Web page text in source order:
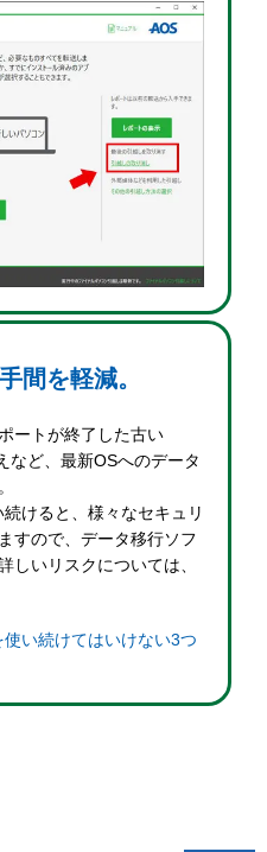
間を軽減。
ートが終了した古い
など、最新OSへのデータ
けると、様々なセキュリ
すので、データ移行ソフ
しいリスクについては、
い続けてはいけない3つ